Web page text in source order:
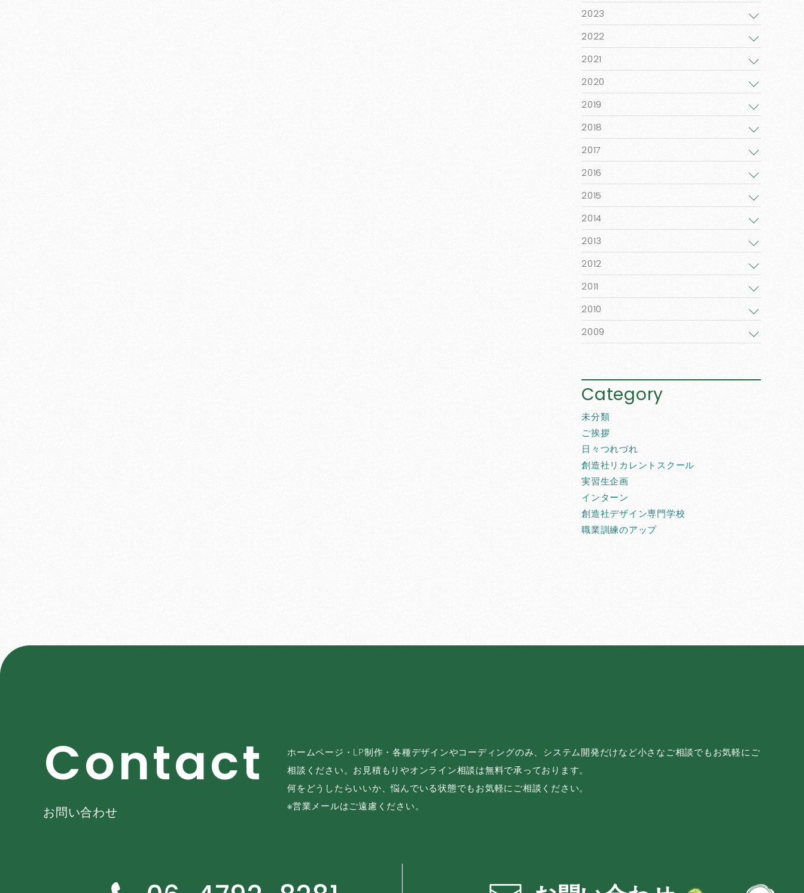
2023
2022
2021
2020
2019
2018
2017
2016
2015
2014
2013
2012
2011
2010
2009
Category
未分類
ご挨拶
日々つれづれ
創造社リカレントスクール
実習生企画
インターン
創造社デザイン専門学校
職業訓練のアップ
Contact
お問い合わせ
ホームページ・LP制作・各種デザインやコーディングのみ、システム開発だけなど小さなご相談でもお気軽にご
相談ください。お見積もりやオンライン相談は無料で承っております。
何をどうしたらいいか、悩んでいる状態でもお気軽にご相談ください。
※営業メールはご遠慮ください。